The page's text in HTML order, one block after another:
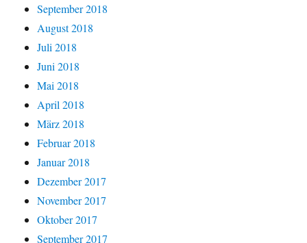
September 2018
August 2018
Juli 2018
Juni 2018
Mai 2018
April 2018
März 2018
Februar 2018
Januar 2018
Dezember 2017
November 2017
Oktober 2017
September 2017